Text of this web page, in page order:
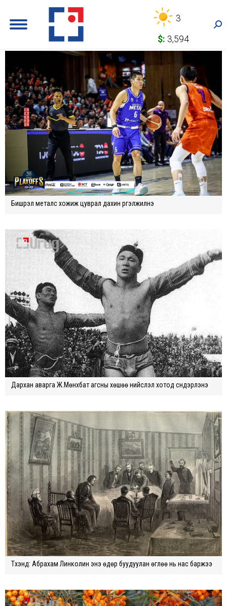
3
$: 3,594
Бишрэл металс хожиж цуврал дахин үргэлжилнэ
Дарxан аварга Ж.Мөнxбат агсны xөшөө нийслэл xотод сүндэрлэнэ
Түүхэнд: Абрахам Линколин энэ өдөр буудуулан өглөө нь нас баржээ